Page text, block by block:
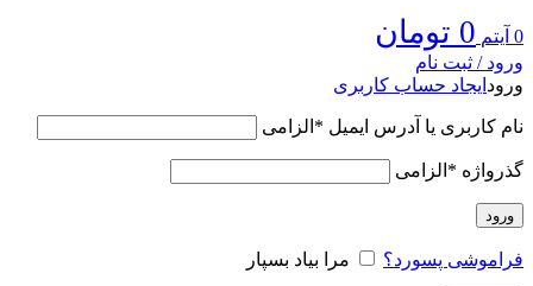
0 آیتم 0 تومان
ورود / ثبت نام
ورود ایجاد حساب کاربری
نام کاربری یا آدرس ایمیل * الزامی
گذرواژه * الزامی
ورود
فراموشی پسورد؟ مرا بیاد بسپار